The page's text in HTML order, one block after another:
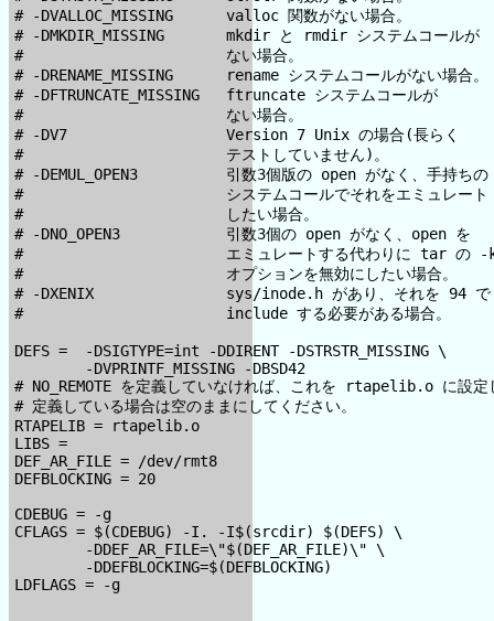
# -DVALLOC_MISSING      valloc 関数がない場合。
# -DMKDIR_MISSING       mkdir と rmdir システムコールが
#                       ない場合。
# -DRENAME_MISSING      rename システムコールがない場合。
# -DFTRUNCATE_MISSING   ftruncate システムコールが
#                       ない場合。
# -DV7                  Version 7 Unix の場合(長らく
#                       テストしていません)。
# -DEMUL_OPEN3          引数3個版の open がなく、手持ちの
#                       システムコールでそれをエミュレート
#                       したい場合。
# -DNO_OPEN3            引数3個の open がなく、open を
#                       エミュレートする代わりに tar の -
#                       オプションを無効にしたい場合。
# -DXENIX               sys/inode.h があり、それを 94 で
#                       include する必要がある場合。
DEFS =  -DSIGTYPE=int -DDIRENT -DSTRSTR_MISSING \
        -DVPRINTF_MISSING -DBSD42
# NO_REMOTE を定義していなければ、これを rtapelib.o に設定
# 定義している場合は空のままにしてください。
RTAPELIB = rtapelib.o
LIBS =
DEF_AR_FILE = /dev/rmt8
DEFBLOCKING = 20
CDEBUG = -g
CFLAGS = $(CDEBUG) -I. -I$(srcdir) $(DEFS) \
        -DDEF_AR_FILE=\"$(DEF_AR_FILE)\" \
        -DDEFBLOCKING=$(DEFBLOCKING)
LDFLAGS = -g